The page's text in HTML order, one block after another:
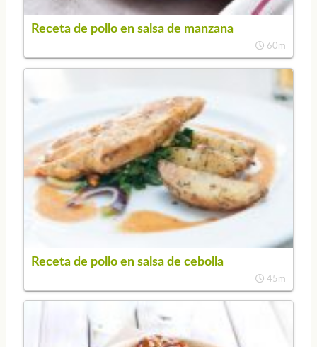
Receta de pollo en salsa de manzana
60m
Receta de pollo en salsa de cebolla
45m